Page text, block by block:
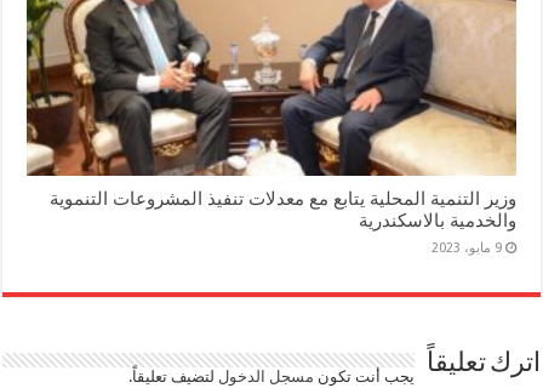
وزير التنمية المحلية يتابع مع معدلات تنفيذ المشروعات التنموية
والخدمية بالاسكندرية
9 مايو، 2023
اترك تعليقاً يجب أنت تكون مسجل الدخوللتضيف تعليقاً.